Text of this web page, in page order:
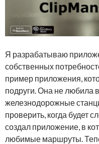
Я разрабатываю
собственных
пример приложения,
подруги. Она не любила
железнодорожные
проверить, когда будет
создал приложение, в
любимые маршруты.